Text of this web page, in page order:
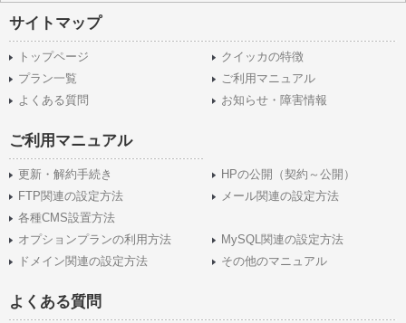
サイトマップ
トップページ
クイッカの特徴
プラン一覧
ご利用マニュアル
よくある質問
お知らせ・障害情報
ご利用マニュアル
更新・解約手続き
HPの公開（契約～公開）
FTP関連の設定方法
メール関連の設定方法
各種CMS設置方法
オプションプランの利用方法
MySQL関連の設定方法
ドメイン関連の設定方法
その他のマニュアル
よくある質問